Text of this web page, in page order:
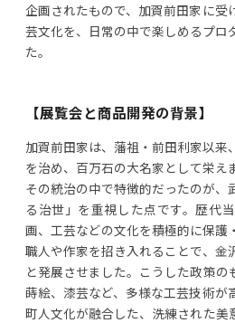
企画されたもので、加賀前田家に受
芸文化を、日常の中で楽しめるプロ
た。
【展覧会と商品開発の背景】
加賀前田家は、藩祖・前田利家以来
を治め、百万石の大名家として栄え
その統治の中で特徴的だったのが、
る治世」を重視した点です。歴代
画、工芸などの文化を積極的に保護
職人や作家を招き入れることで、金
と発展させました。こうした政策の
蒔絵、漆芸など、多様な工芸技術が
町人文化が融合した、洗練された美